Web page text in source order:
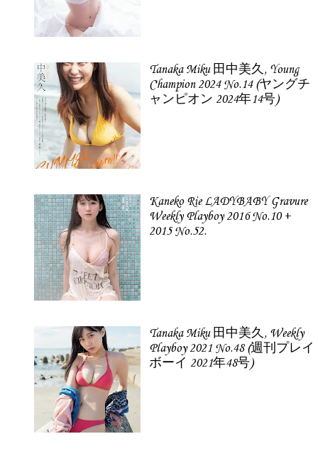
Tanaka Miku 田中美久, Young
Champion 2024 No.14 (ヤングチ
ャンピオン 2024年14号)
Kaneko Rie LADYBABY Gravure
Weekly Playboy 2016 No.10 +
2015 No.52.
Tanaka Miku 田中美久, Weekly
Playboy 2021 No.48 (週刊プレイ
ボーイ 2021年48号)